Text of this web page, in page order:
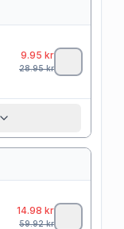
9.95 kr
28.95kr
14.98 kr
59.92kr